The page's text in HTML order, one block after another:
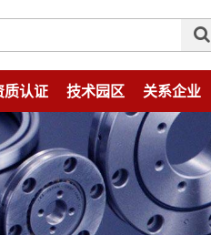
质认证 技术园区 关系企业